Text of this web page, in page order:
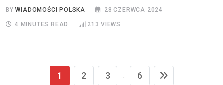
BYWIADOMOŚCI POLSKA 28 CZERWCA 2024
4 MINUTES READ 213 VIEWS
1 2 3 ... 6